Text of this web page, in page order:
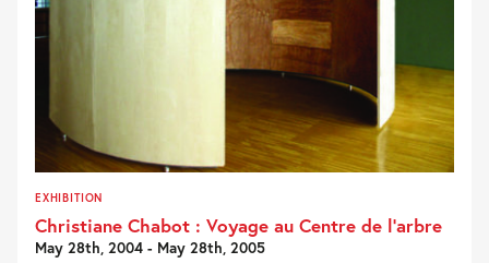
EXHIBITION
Christiane Chabot : Voyage au Centre de l’arbre
May 28th, 2004 - May 28th, 2005